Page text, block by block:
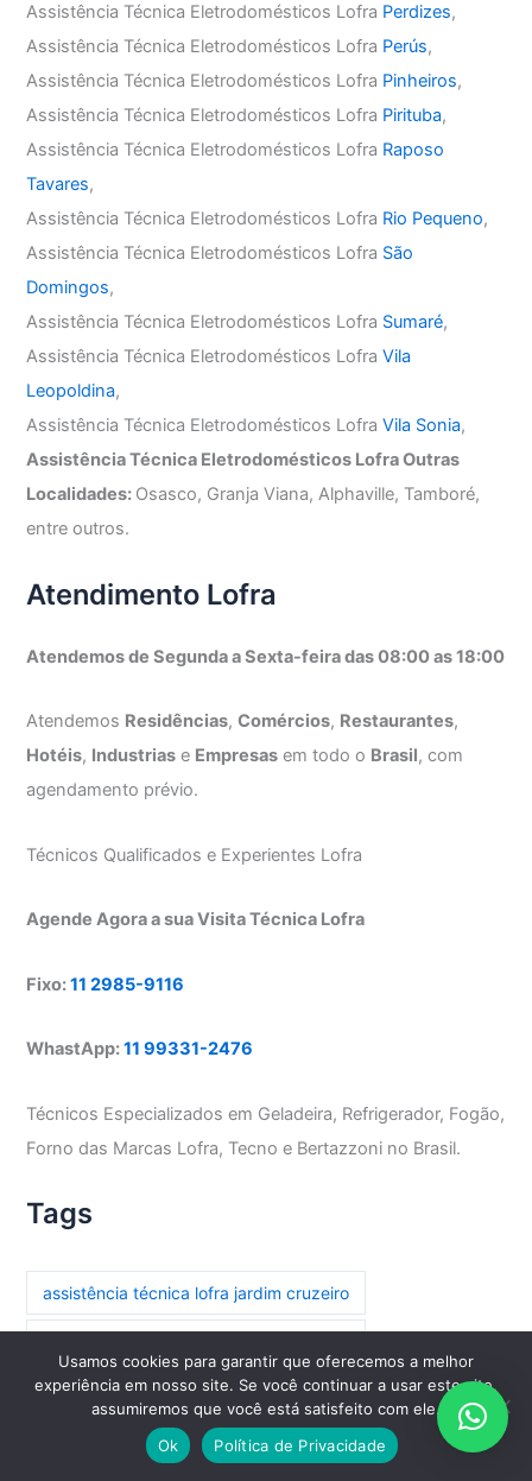
Assistência Técnica Eletrodomésticos Lofra Perdizes,
Assistência Técnica Eletrodomésticos Lofra Perús,
Assistência Técnica Eletrodomésticos Lofra Pinheiros,
Assistência Técnica Eletrodomésticos Lofra Pirituba,
Assistência Técnica Eletrodomésticos Lofra Raposo
Tavares,
Assistência Técnica Eletrodomésticos Lofra Rio Pequeno,
Assistência Técnica Eletrodomésticos Lofra São
Domingos,
Assistência Técnica Eletrodomésticos Lofra Sumaré,
Assistência Técnica Eletrodomésticos LofraVila
Leopoldina,
Assistência Técnica Eletrodomésticos LofraVila Sonia,
Assistência Técnica Eletrodomésticos Lofra Outras
Localidades: Osasco, Granja Viana, Alphaville, Tamboré,
entre outros.
Atendimento Lofra
Atendemos de Segunda a Sexta-feira das 08:00 as 18:00
Atendemos Residências,Comércios, Restaurantes,
Hotéis, Industrias e Empresas em todo o Brasil, com
agendamento prévio.
Técnicos Qualificados e Experientes Lofra
Agende Agora a sua Visita Técnica Lofra
Fixo:11 2985-9116
WhastApp:11 99331-2476
Técnicos Especializados em Geladeira, Refrigerador, Fogão,
Forno das Marcas Lofra, Tecno e Bertazzoni no Brasil.
Tags
assistência técnica lofra jardim cruzeiro
assistência técnica lofra paraíso
assistência técnica lofra paraíso do morumbi
Usamos cookies para garantir que oferecemos a melhor
experiência em nosso site. Se você continuar a usar este site,
assumiremos que você está satisfeito com ele.
Ok
Política de Privacidade